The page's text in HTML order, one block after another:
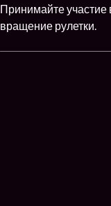
Принимайте
вращение рулетки.